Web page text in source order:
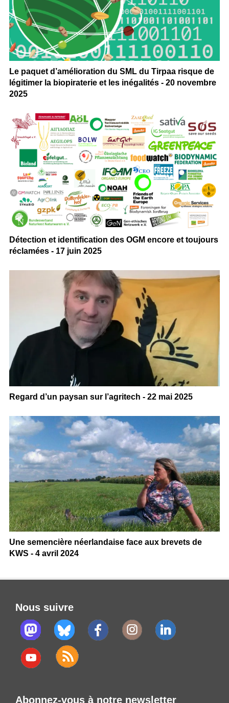
Le paquet d’amélioration du SML du Tirpaa risque de
légitimer la biopiraterie et les inégalités - 20 novembre
2025
Détection et identification des OGM encore et toujours
réclamées - 17 juin 2025
Regard d’un paysan sur l’agritech - 22 mai 2025
Une semencière néerlandaise face aux brevets de
KWS - 4 avril 2024
Nous suivre
Abonnez-vous à notre newsletter